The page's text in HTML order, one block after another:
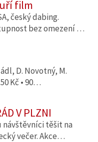
film
český dabing.
bez omezení …
D. Novotný, M.
Kč • 90…
V PLZNI
návštěvníci těšit na
večer. Akce…